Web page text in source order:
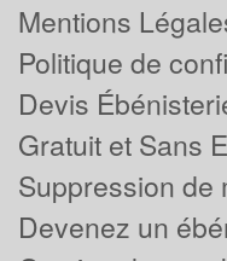
Mentions
Politique de
Devis
Gratuit et Sans
Suppression de
Devenez un